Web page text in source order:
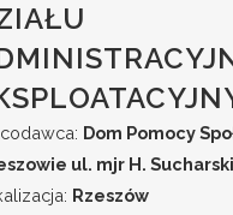
Dom Pomocy
ul. mjr H.
Rzeszów